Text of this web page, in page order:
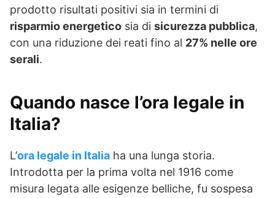
prodotto risultati positivi sia in termini di
risparmio energetico sia di sicurezza pubblica,
con una riduzione dei reati fino al 27% nelle ore
serali.
Quando nasce l’ora legale in
Italia?
L’ora legale in Italia ha una lunga storia.
Introdotta per la prima volta nel 1916 come
misura legata alle esigenze belliche, fu sospesa